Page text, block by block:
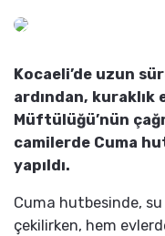
Kocaeli’de uzun
ardından, kuraklık
Müftülüğü’nün
camilerde Cuma
yapıldı.
Cuma hutbesinde,
çekilirken, hem